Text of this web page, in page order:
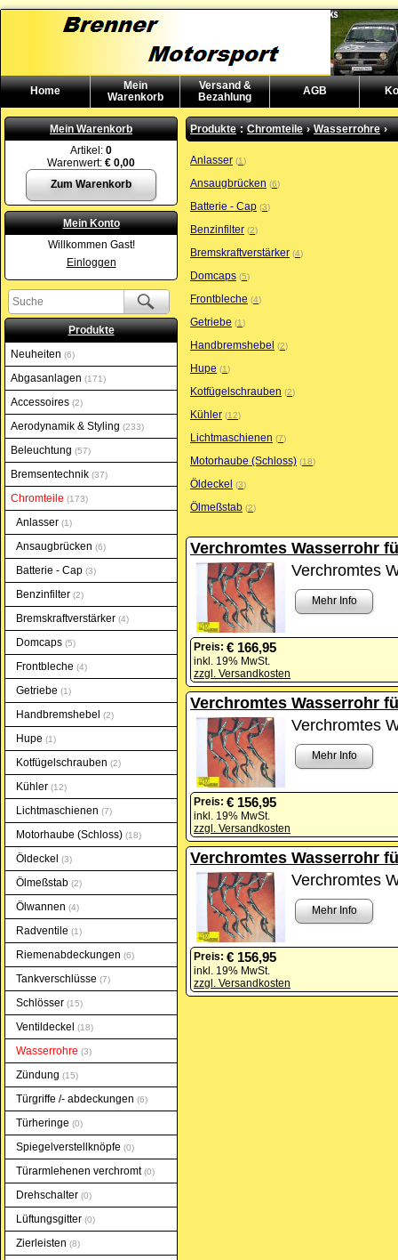
Home
Mein
Warenkorb
Versand &
Bezahlung
AGB
Mein Warenkorb
Artikel: 0
Warenwert: € 0,00
Zum Warenkorb
Mein Konto
Willkommen Gast!
Einloggen
Produkte
Neuheiten
6
Abgasanlagen 171
Accessoires 2
Aerodynamik & Styling 233
Beleuchtung 57
Bremsentechnik 37
Chromteile 173
Anlasser 1
Ansaugbrücken 6
Batterie - Cap 3
Benzinfilter 2
Bremskraftverstärker 4
Domcaps 5
Frontbleche 4
Getriebe 1
Handbremshebel 2
Hupe 1
Kotfügelschrauben 2
Kühler 12
Lichtmaschienen 7
Motorhaube (Schloss) 18
Öldeckel 3
Ölmeßstab 2
Ölwannen 4
Radventile 1
Riemenabdeckungen 6
Tankverschlüsse 7
Schlösser 15
Ventildeckel 18
Wasserrohre 3
Zündung 15
Türgriffe /- abdeckungen 6
Türheringe 0
Spiegelverstellknöpfe 0
Türarmlehenen verchromt 0
Drehschalter 0
Lüftungsgitter 0
Zierleisten 8
Produkte : Chromteile › Wasserrohre ›
Anlasser 1
Ansaugbrücken 6
Batterie - Cap 3
Benzinfilter 2
Bremskraftverstärker 4
Domcaps 5
Frontbleche 4
Getriebe 1
Handbremshebel 2
Hupe 1
Kotfügelschrauben 2
Kühler 12
Lichtmaschienen 7
Motorhaube (Schloss) 18
Öldeckel 3
Ölmeßstab 2
Verchromtes Wasserrohr
Verchromtes
Mehr Info
Preis: € 166,95
inkl. 19% MwSt.
zzgl. Versandkosten
Verchromtes Wasserrohr
Verchromtes
Mehr Info
Preis: € 156,95
inkl. 19% MwSt.
zzgl. Versandkosten
Verchromtes Wasserrohr
Verchromtes
Mehr Info
Preis: € 156,95
inkl. 19% MwSt.
zzgl. Versandkosten